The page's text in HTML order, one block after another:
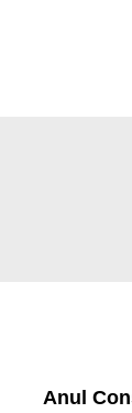
Anul